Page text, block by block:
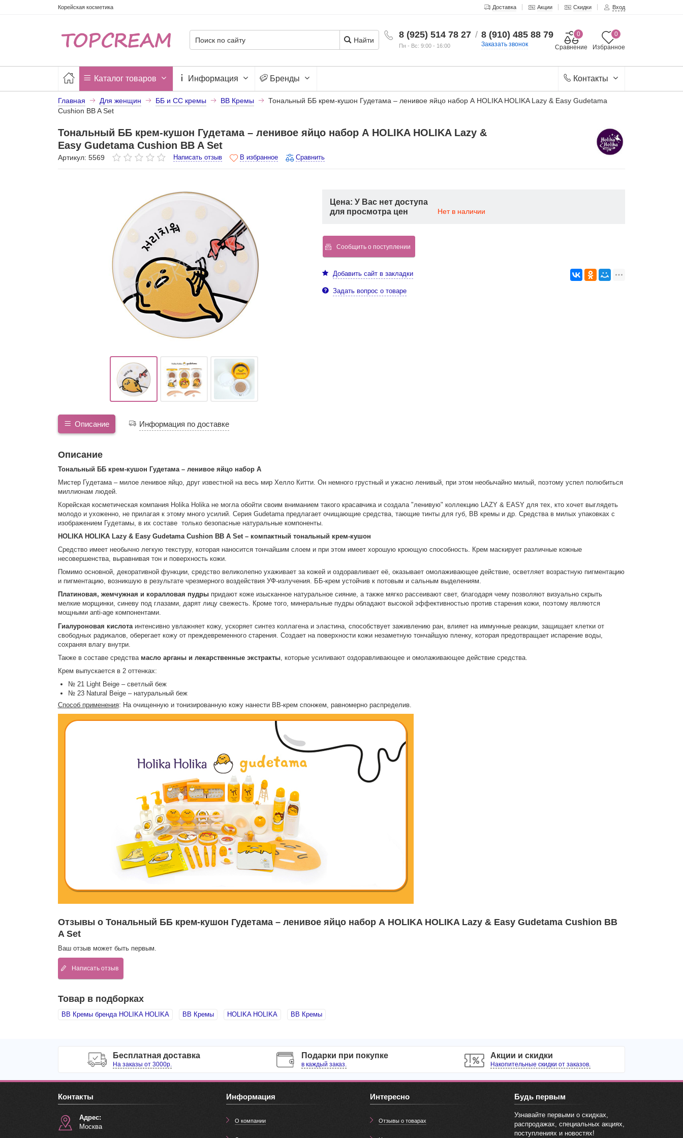
Корейская косметика Доставка Акции Скидки Вход
8 (925) 514 78 27
Пн - Вс: 9:00 - 16:00
/ 8 (910) 485 88 79
Заказать звонок Избранное
0
Сравнение
0
Найти
Каталог товаров Информация Бренды Контакты
Главная Для женщин ББ и СС кремы BB Кремы
Тональный ББ крем-кушон Гудетама – ленивое яйцо набор А HOLIKA HOLIKA Lazy & Easy Gudetama
Cushion BB A Set
Тональный ББ крем-кушон Гудетама – ленивое яйцо набор А HOLIKA HOLIKA Lazy &
Easy Gudetama Cushion BB A Set
Артикул: 5569 Написать отзыв В избранное Сравнить
Цена: У Вас нет доступа
для просмотра цен
Нет в наличии
Сообщить о поступлении
Добавить сайт в закладки
Задать вопрос о товаре
Описание Информация по доставке
Описание
Тональный ББ крем-кушон Гудетама – ленивое яйцо набор А
Мистер Гудетама – милое ленивое яйцо, друг известной на весь мир Хелло Китти. Он немного грустный и ужасно ленивый, при этом необычайно милый, поэтому успел полюбиться
миллионам людей.
Корейская косметическая компания Holika Holika не могла обойти своим вниманием такого красавчика и создала "ленивую" коллекцию LAZY & EASY для тех, кто хочет выглядеть
молодо и ухоженно, не прилагая к этому много усилий. Серия Gudetama предлагает очищающие средства, тающие тинты для губ, ВВ кремы и др. Средства в милых упаковках с
изображением Гудетамы, в их составе только безопасные натуральные компоненты.
HOLIKA HOLIKA Lazy & Easy Gudetama Cushion BB A Set – компактный тональный крем-кушон
Средство имеет необычно легкую текстуру, которая наносится тончайшим слоем и при этом имеет хорошую кроющую способность. Крем маскирует различные кожные
несовершенства, выравнивая тон и поверхность кожи.
Помимо основной, декоративной функции, средство великолепно ухаживает за кожей и оздоравливает её, оказывает омолаживающее действие, осветляет возрастную пигментацию
и пигментацию, возникшую в результате чрезмерного воздействия УФ-излучения. ББ-крем устойчив к потовым и сальным выделениям.
Платиновая, жемчужная и коралловая пудрыпридают коже изысканное натуральное сияние, а также мягко рассеивают свет, благодаря чему позволяют визуально скрыть
мелкие морщинки, синеву под глазами, дарят лицу свежесть. Кроме того, минеральные пудры обладают высокой эффективностью против старения кожи, поэтому являются
мощными anti-age компонентами.
Гиалуроновая кислотаинтенсивно увлажняет кожу, ускоряет синтез коллагена и эластина, способствует заживлению ран, влияет на иммунные реакции, защищает клетки от
свободных радикалов, оберегает кожу от преждевременного старения. Создает на поверхности кожи незаметную тончайшую пленку, которая предотвращает испарение воды,
сохраняя влагу внутри.
Также в составе средства масло арганы и лекарственные экстракты, которые усиливают оздоравливающее и омолаживающее действие средства.
Крем выпускается в 2 оттенках:
№ 21 Light Beige – светлый беж
№ 23 Natural Beige – натуральный беж
Способ применения: На очищенную и тонизированную кожу нанести ВВ-крем спонжем, равномерно распределив.
Отзывы о Тональный ББ крем-кушон Гудетама – ленивое яйцо набор А HOLIKA HOLIKA Lazy & Easy Gudetama Cushion BB
A Set
Ваш отзыв может быть первым.
Написать отзыв
Товар в подборках
BB Кремы бренда HOLIKA HOLIKA BB Кремы HOLIKA HOLIKA BB Кремы
Бесплатная доставка
На заказы от 3000р.
Подарки при покупке
в каждый заказ.
Акции и скидки
Накопительные скидки от заказов.
Контакты
Адрес:
Москва
Информация
О компании
Интересно
Отзывы о товарах
Будь первым
Узнавайте первыми о скидках,
распродажах, специальных акциях,
поступлениях и новостях!